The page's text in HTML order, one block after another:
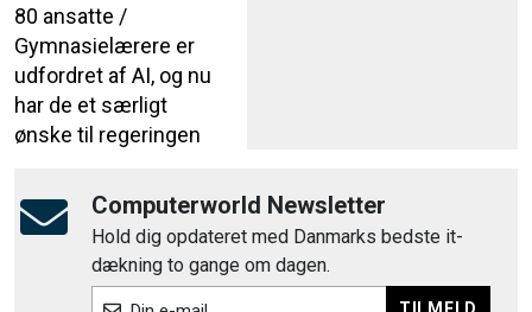
80 ansatte /
Gymnasielærere er
udfordret af AI, og nu
har de et særligt
ønske til regeringen
Computerworld Newsletter
Hold dig opdateret med Danmarks bedste it-
dækning to gange om dagen.